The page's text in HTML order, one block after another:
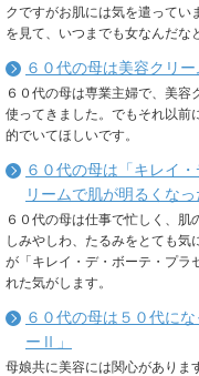
クですがお肌には気を遣ってい
を見て、いつまでも女なんだな
６０代の母は美容クリ
６０代の母は専業主婦で、美
使ってきました。でもそれ以前
的でいてほしいです。
６０代の母は「キレイ
リームで肌が明るくなっ
６０代の母は仕事で忙しく、
しみやしわ、たるみをとても
が「キレイ・デ・ボーテ・プラ
れた気がします。
６０代の母は５０代に
ーⅡ」
母娘共に美容には関心がありま